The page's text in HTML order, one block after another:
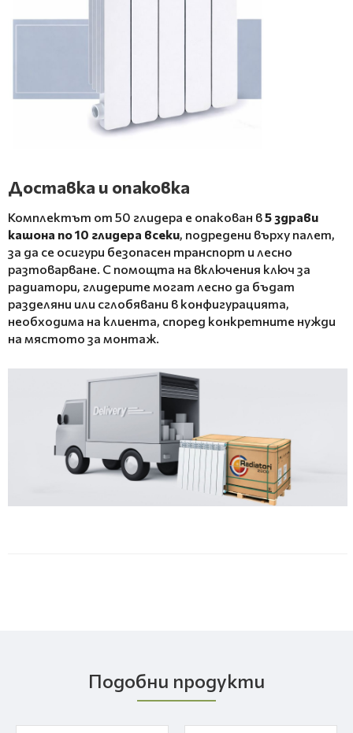
Доставка и опаковка
Комплектът от 50 глидера е опакован в5 здрави
кашона по 10 глидера всеки, подредени върху палет,
за да се осигури безопасен транспорт и лесно
разтоварване. С помощта на включения ключ за
радиатори, глидерите могат лесно да бъдат
разделяни или сглобявани в конфигурацията,
необходима на клиента, според конкретните нужди
на мястото за монтаж.
Подобни продукти